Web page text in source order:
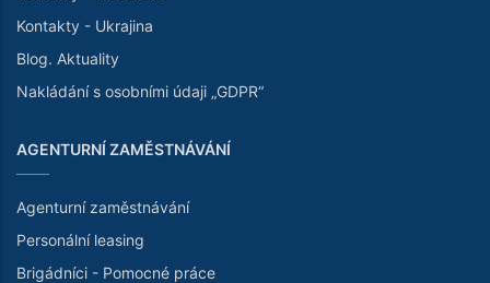
Kontakty - Ukrajina
Blog. Aktuality
Nakládání s osobními údaji „GDPR“
AGENTURNÍ ZAMĚSTNÁVÁNÍ
Agenturní zaměstnávání
Personální leasing
Brigádníci - Pomocné práce